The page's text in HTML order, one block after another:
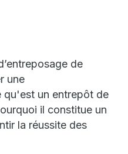
de
une
qu'est un entrepôt de
il constitue un
la réussite des